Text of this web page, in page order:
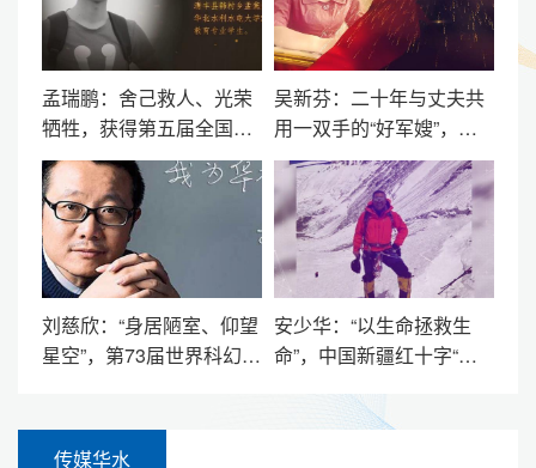
孟瑞鹏：舍己救人、光荣
牺牲，获得第五届全国道
德模范提名奖的全国优秀
大学生
吴新芬：二十年与丈夫共
用一双手的“好军嫂”，第
二届“全国道德模范”、“全
国五一劳动奖章”获得者
刘慈欣：“身居陋室、仰望
星空”，第73届世界科幻文
安少华：“以生命拯救生
命”，中国新疆红十字“蓝
珠峰第一人
传媒华水